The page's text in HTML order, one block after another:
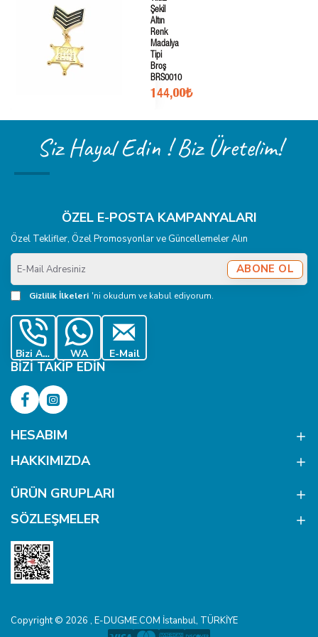
Şekil
Altın
Renk
Madalya
Tipi
Broş
BRS0010
144,00₺
Siz Hayal Edin ! Biz Üretelim!
ÖZEL E-POSTA KAMPANYALARI
Özel Teklifler, Özel Promosyonlar ve Güncellemeler Alın
E-
Mail
Adresiniz
ABONE OL
Gizlilik İlkeleri 'ni okudum ve kabul ediyorum.
Bizi Ara WA E-Mail
BIZI TAKIP EDIN
HESABIM
HAKKIMIZDA
ÜRÜN GRUPLARI
SÖZLEŞMELER
Copyright © 2026 , E-DUGME.COM İstanbul, TÜRKİYE